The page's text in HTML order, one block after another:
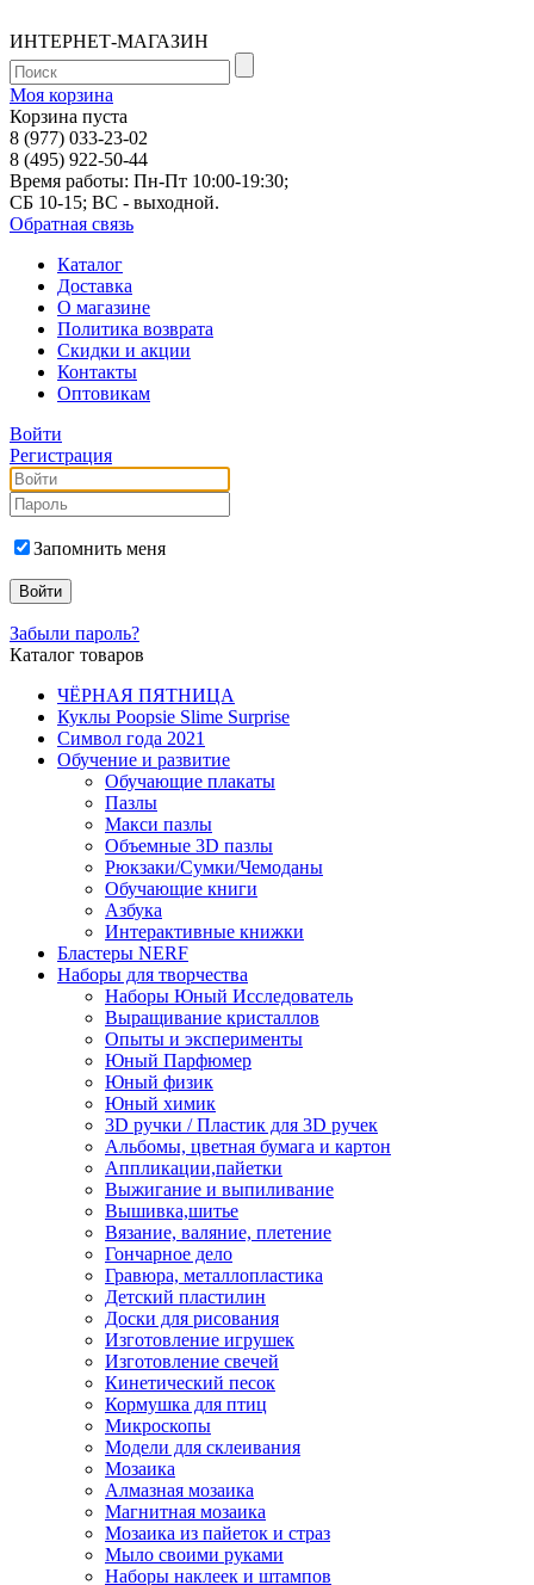
ИНТЕРНЕТ-МАГАЗИН
Моя корзина
Корзина пуста
8 (977) 033-23-02
8 (495) 922-50-44
Время работы: Пн-Пт 10:00-19:30;
СБ 10-15; ВС - выходной.
Обратная связь
Каталог
Доставка
О магазине
Политика возврата
Скидки и акции
Контакты
Оптовикам
Войти
Регистрация
Запомнить меня
Забыли пароль?
Каталог товаров
ЧЁРНАЯ ПЯТНИЦА
Куклы Poopsie Slime Surprise
Символ года 2021
Обучение и развитие
Обучающие плакаты
Пазлы
Макси пазлы
Объемные 3D пазлы
Рюкзаки/Сумки/Чемоданы
Обучающие книги
Азбука
Интерактивные книжки
Бластеры NERF
Наборы для творчества
Наборы Юный Исследователь
Выращивание кристаллов
Опыты и эксперименты
Юный Парфюмер
Юный физик
Юный химик
3D ручки / Пластик для 3D ручек
Альбомы, цветная бумага и картон
Аппликации,пайетки
Выжигание и выпиливание
Вышивка,шитье
Вязание, валяние, плетение
Гончарное дело
Гравюра, металлопластика
Детский пластилин
Доски для рисования
Изготовление игрушек
Изготовление свечей
Кинетический песок
Кормушка для птиц
Микроскопы
Модели для склеивания
Мозаика
Алмазная мозаика
Магнитная мозаика
Мозаика из пайеток и страз
Мыло своими руками
Наборы наклеек и штампов